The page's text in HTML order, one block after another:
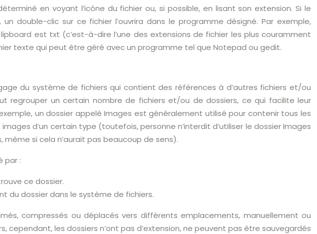
en voyant l’icône du fichier ou, si possible, en lisant son extension. Si le
double-clic sur ce fichier l’ouvrira dans le programme désigné. Par exemple,
est txt (c’est-à-dire l’une des extensions de fichier les plus couramment
texte qui peut être géré avec un programme tel que Notepad ou gedit.
du système de fichiers qui contient des références à d’autres fichiers et/ou
regrouper un certain nombre de fichiers et/ou de dossiers, ce qui facilite leur
un dossier appelé Images est généralement utilisé pour contenir tous les
d’un certain type (toutefois, personne n’interdit d’utiliser le dossier Images
si cela n’aurait pas beaucoup de sens).
par :
ce dossier.
du dossier dans le système de fichiers.
compressés ou déplacés vers différents emplacements, manuellement ou
les dossiers n’ont pas d’extension, ne peuvent pas être sauvegardés